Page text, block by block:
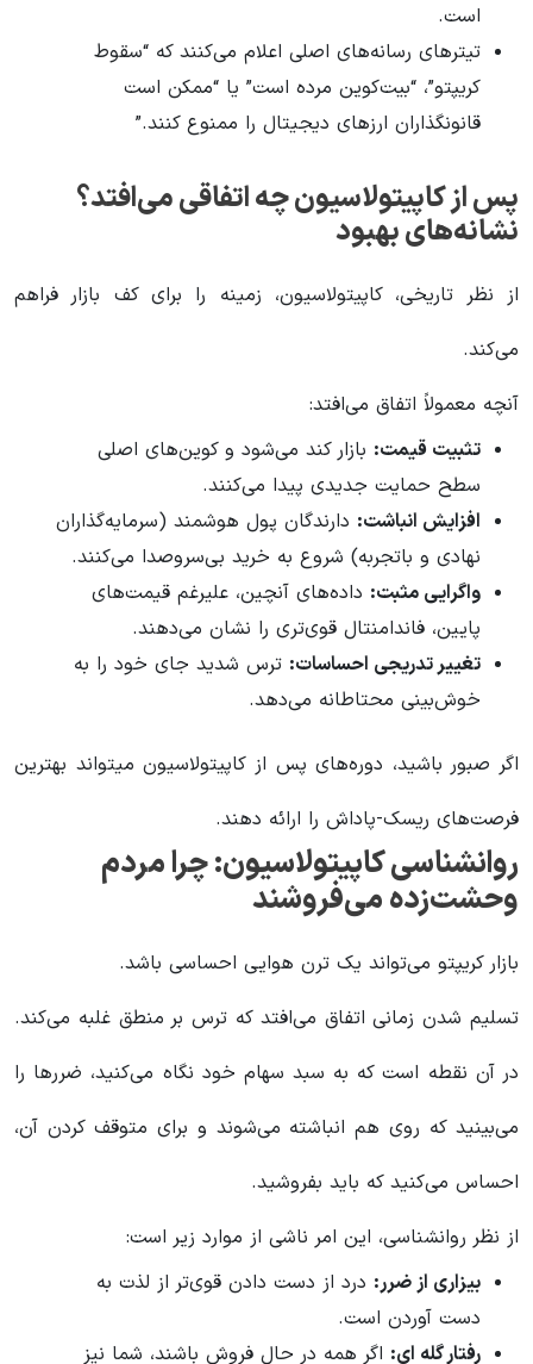
است.
تیترهای رسانه‌های اصلی اعلام می‌کنند که “سقوط
کریپتو”، “بیت‌کوین مرده است” یا “ممکن است
قانونگذاران ارزهای دیجیتال را ممنوع کنند.”
پس از کاپیتولاسیون چه اتفاقی می‌افتد؟
نشانه‌های بهبود
از نظر تاریخی، کاپیتولاسیون، زمینه را برای کف بازار فراهم
می‌کند.
آنچه معمولاً اتفاق می‌افتد:
تثبیت قیمت: بازار کند می‌شود و کوین‌های اصلی
سطح حمایت جدیدی پیدا می‌کنند.
افزایش انباشت: دارندگان پول هوشمند (سرمایه‌گذاران
نهادی و باتجربه) شروع به خرید بی‌سروصدا می‌کنند.
واگرایی مثبت: داده‌های آنچین، علیرغم قیمت‌های
پایین، فاندامنتال قوی‌تری را نشان می‌دهند.
تغییر تدریجی احساسات: ترس شدید جای خود را به
خوش‌بینی محتاطانه می‌دهد.
اگر صبور باشید، دوره‌های پس از کاپیتولاسیون میتواند بهترین
فرصت‌های ریسک-پاداش را ارائه دهند.
روانشناسی کاپیتولاسیون: چرا مردم
وحشت‌زده می‌فروشند
بازار کریپتو می‌تواند یک ترن هوایی احساسی باشد.
تسلیم شدن زمانی اتفاق می‌افتد که ترس بر منطق غلبه می‌کند.
در آن نقطه است که به سبد سهام خود نگاه می‌کنید، ضررها را
می‌بینید که روی هم انباشته می‌شوند و برای متوقف کردن آن،
احساس می‌کنید که باید بفروشید.
از نظر روانشناسی، این امر ناشی از موارد زیر است:
بیزاری از ضرر: درد از دست دادن قوی‌تر از لذت به
دست آوردن است.
رفتار گله ای: اگر همه در حال فروش باشند، شما نیز